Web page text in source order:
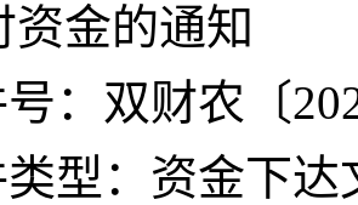
资金的通知
：双财农〔
型：资金下达